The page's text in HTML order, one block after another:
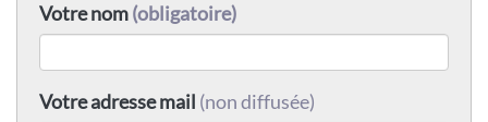
Votre nom(obligatoire)
Votre adresse mail (non diffusée)